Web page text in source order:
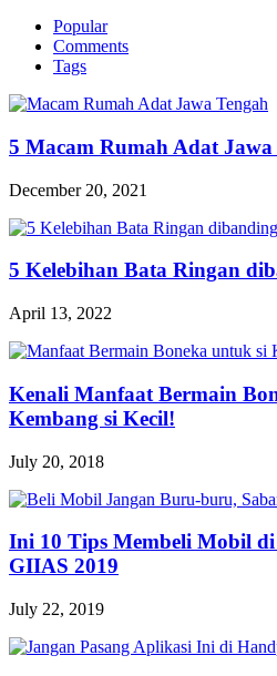
Popular
Comments
Tags
5 Macam Rumah Adat Jawa
December 20, 2021
5 Kelebihan Bata Ringan
April 13, 2022
Kenali Manfaat Bermain
Kembang si Kecil!
July 20, 2018
Ini 10 Tips Membeli Mobil
GIIAS 2019
July 22, 2019